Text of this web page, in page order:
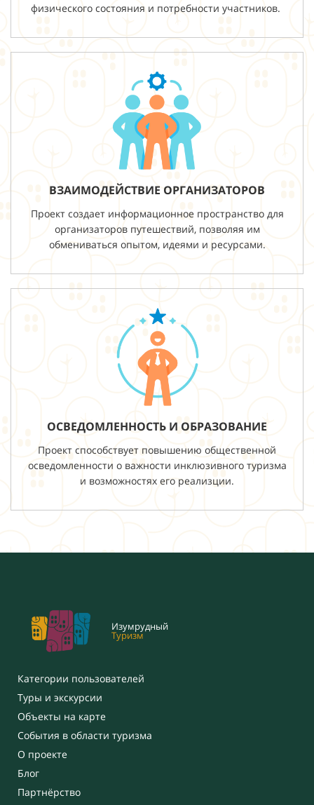
физического состояния и потребности участников.
ВЗАИМОДЕЙСТВИЕ ОРГАНИЗАТОРОВ
Проект создает информационное пространство для
организаторов путешествий, позволяя им
обмениваться опытом, идеями и ресурсами.
ОСВЕДОМЛЕННОСТЬ И ОБРАЗОВАНИЕ
Проект способствует повышению общественной
осведомленности о важности инклюзивного туризма
и возможностях его реализции.
Изумрудный
Туризм
Категории пользователей
Туры и экскурсии
Объекты на карте
События в области туризма
О проекте
Блог
Партнёрство